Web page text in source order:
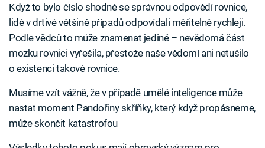
Když to bylo číslo shodné se správnou odpovědí rovnice,
lidé v drtivé většině případů odpovídali měřitelně rychleji.
Podle vědců to může znamenat jediné – nevědomá část
mozku rovnici vyřešila, přestože naše vědomí ani netušilo
o existenci takové rovnice.
Musíme vzít vážně, že v případě umělé inteligence může
nastat moment Pandořiny skříňky, který když propásneme,
může skončit katastrofou